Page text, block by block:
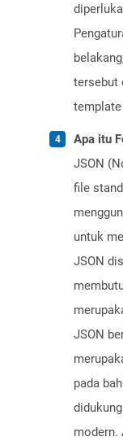
tersebut
Apa itu
JSON
file
untuk
JSON
JSON
pada
modern.